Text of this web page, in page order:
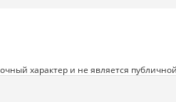
характер и не является